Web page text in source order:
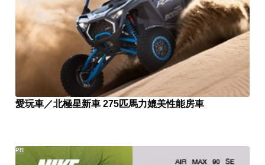
愛玩車／北極星新車 275匹馬力媲美性能房車
PR